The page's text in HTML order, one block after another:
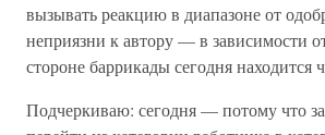
вызывать реакцию в диапазоне от
неприязни к автору — в зависимости
стороне баррикады сегодня находится
Подчеркиваю: сегодня — потому что